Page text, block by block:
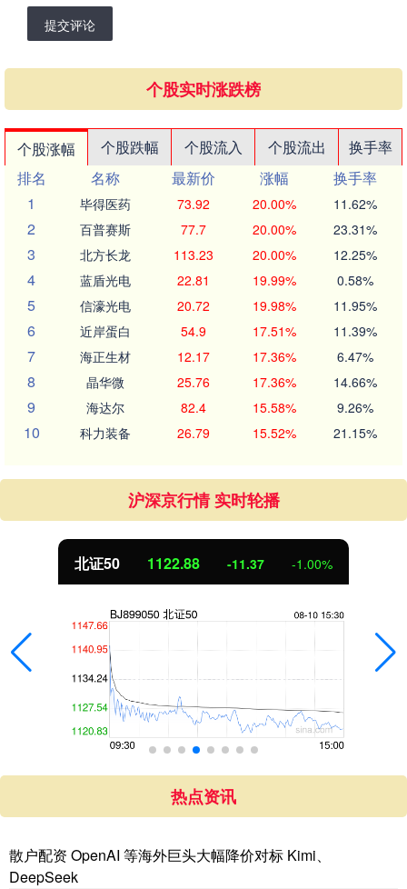
提交评论
个股实时涨跌榜
个股涨幅 个股跌幅 个股流入 个股流出
换手率
排名
名称 最新价 涨幅
换手率
1
毕得医药 73.92 20.00% 11.62%
2 百普赛斯 77.7 20.00% 23.31%
3 北方长龙 113.23 20.00% 12.25%
4 蓝盾光电 22.81 19.99% 0.58%
5 信濠光电 20.72 19.98% 11.95%
6 近岸蛋白 54.9 17.51% 11.39%
7 海正生材 12.17 17.36% 6.47%
8 晶华微 25.76 17.36% 14.66%
9 海达尔 82.4 15.58% 9.26%
10 科力装备 26.79 15.52% 21.15%
沪深京行情 实时轮播
北证50 1122.88 -11.37 -1.00%
热点资讯
散户配资 OpenAI 等海外巨头大幅降价对标 Kimi、
DeepSeek